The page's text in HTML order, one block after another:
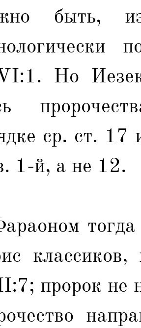
быть,
Но
ср. ст.
1-й, а не 12.
пророк не